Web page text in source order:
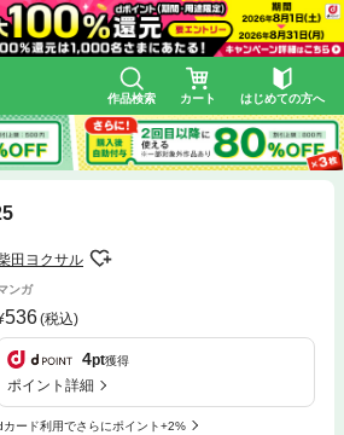
作品検索 カート はじめての方へ
田ヨクサル
ンガ
536(税込)
4pt獲得
ポイント詳細
カード利用でさらにポイント+2%